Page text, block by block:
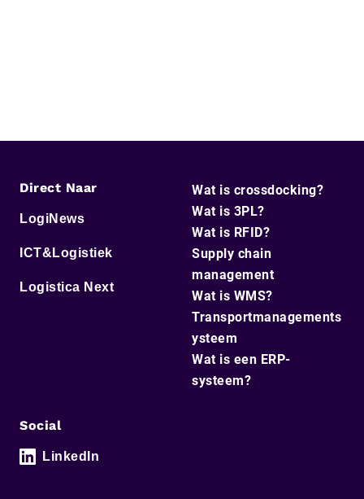
Direct Naar
LogiNews
ICT&Logistiek
Logistica Next
Wat is crossdocking?
Wat is 3PL?
Wat is RFID?
Supply chain
management
Wat is WMS?
Transportmanagements
ysteem
Wat is een ERP-
systeem?
Social
LinkedIn